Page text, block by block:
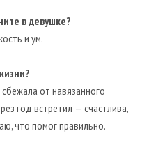
в девушке?
и ум.
от навязанного
год встретил — счастлива,
что помог правильно.